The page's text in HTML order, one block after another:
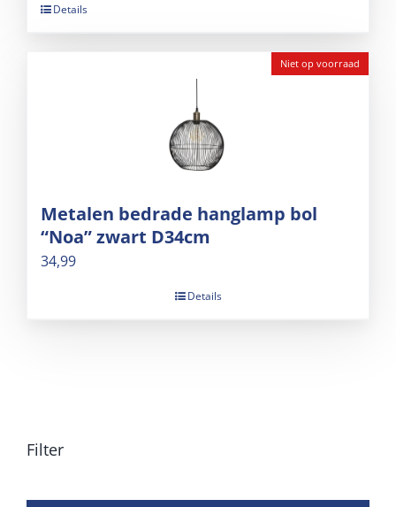
Details
Niet op voorraad
Metalen bedrade hanglamp bol
“Noa” zwart D34cm
34,99
Details
Filter